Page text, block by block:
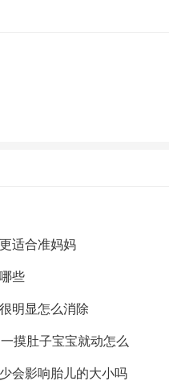
有影响吗 小孩扶着东西站起
适合准妈妈
些
明显怎么消除
摸肚子宝宝就动怎么
会影响胎儿的大小吗